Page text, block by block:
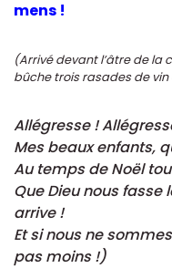
mens !
(Arrivé devant l’âtre de la
bûche trois rasades de vin
Allégresse !
Mes beaux enfants,
Au temps de Noël
Que Dieu nous fasse
arrive !
Et si nous ne
pas moins !)